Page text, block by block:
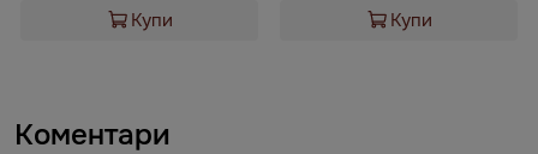
Купи Купи
Коментари